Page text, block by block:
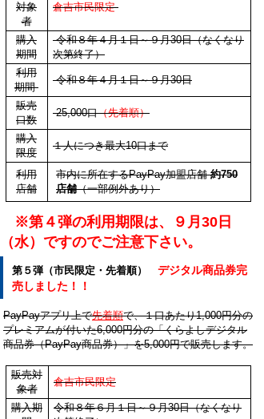
対象
者
倉吉市民限定
購入
期間
令和８年４月１日～９月30日（なくなり
次第終了）
利用
期間
令和８年４月１日～９月30日
販売
口数
25,000口（先着順）
購入
限度
１人につき最大10口まで
利用
店舗
市内に所在するPayPay加盟店舗約750
店舗（一部例外あり）
※第４弾の利用期限は、９月30日
（水）ですのでご注意下さい。
第５弾（市民限定・先着順） デジタル商品券完
売しました！！
PayPayアプリ上で先着順で、１口あたり1,000円分の
プレミアムが付いた6,000円分の「くらよしデジタル
商品券（PayPay商品券）」を5,000円で販売します。
販売対
象者
倉吉市民限定
購入期
令和８年６月１日～９月30日（なくなり